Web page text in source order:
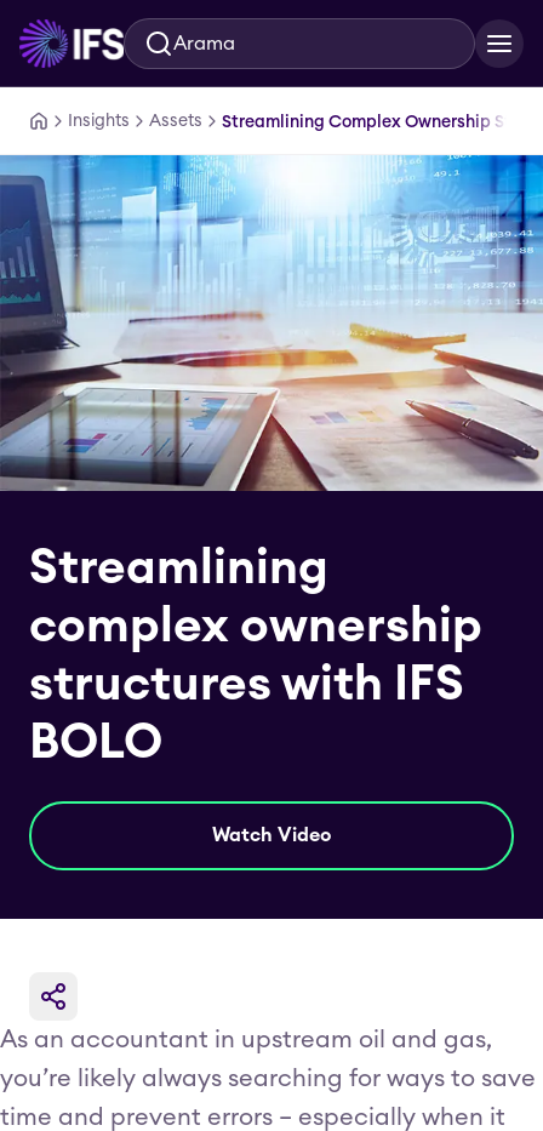
Ana içeriğe geç Arama
Insights Assets Streamlining Complex Ownership
Streamlining
complex ownership
structures with IFS
BOLO
Watch Video
As an accountant in upstream oil and gas,
you’re likely always searching for ways to save
time and prevent errors – especially when it